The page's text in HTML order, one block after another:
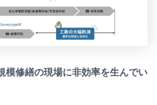
模修繕の現場に非効率を生んでい